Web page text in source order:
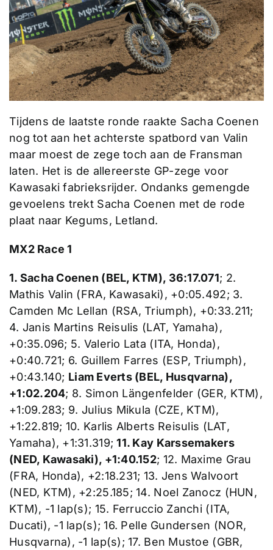
Tijdens de laatste ronde raakte Sacha Coenen
nog tot aan het achterste spatbord van Valin
maar moest de zege toch aan de Fransman
laten. Het is de allereerste GP-zege voor
Kawasaki fabrieksrijder. Ondanks gemengde
gevoelens trekt Sacha Coenen met de rode
plaat naar Kegums, Letland.
MX2 Race 1
1. Sacha Coenen (BEL, KTM), 36:17.071; 2.
Mathis Valin (FRA, Kawasaki), +0:05.492; 3.
Camden Mc Lellan (RSA, Triumph), +0:33.211;
4. Janis Martins Reisulis (LAT, Yamaha),
+0:35.096; 5. Valerio Lata (ITA, Honda),
+0:40.721; 6. Guillem Farres (ESP, Triumph),
+0:43.140; Liam Everts (BEL, Husqvarna),
+1:02.204; 8. Simon Längenfelder (GER, KTM),
+1:09.283; 9. Julius Mikula (CZE, KTM),
+1:22.819; 10. Karlis Alberts Reisulis (LAT,
Yamaha), +1:31.319;11. Kay Karssemakers
(NED, Kawasaki), +1:40.152; 12. Maxime Grau
(FRA, Honda), +2:18.231; 13. Jens Walvoort
(NED, KTM), +2:25.185; 14. Noel Zanocz (HUN,
KTM), -1 lap(s); 15. Ferruccio Zanchi (ITA,
Ducati), -1 lap(s); 16. Pelle Gundersen (NOR,
Husqvarna), -1 lap(s); 17. Ben Mustoe (GBR,